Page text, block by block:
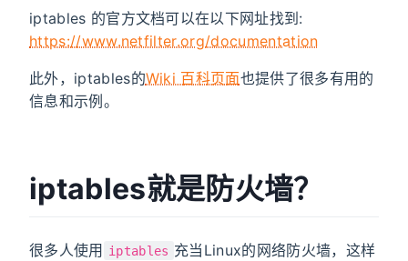
iptables 的官方文档可以在以下网址找到:
https://www.netfilter.org/documentation
此外，iptables的Wiki 百科页面也提供了很多有用的
信息和示例。
iptables就是防火墙？
很多人使用 iptables 充当Linux的网络防火墙，这样